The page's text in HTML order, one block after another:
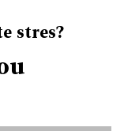
stres?